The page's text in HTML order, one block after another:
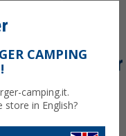
CAMPING
camping.it.
in English?